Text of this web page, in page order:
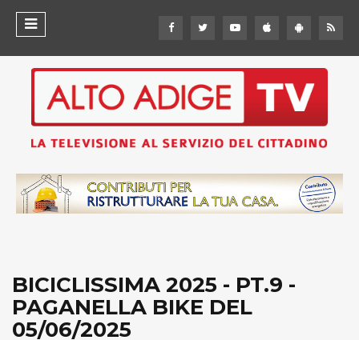
BICICLISSIMA 2025 - PT.9 -
PAGANELLA BIKE DEL
05/06/2025